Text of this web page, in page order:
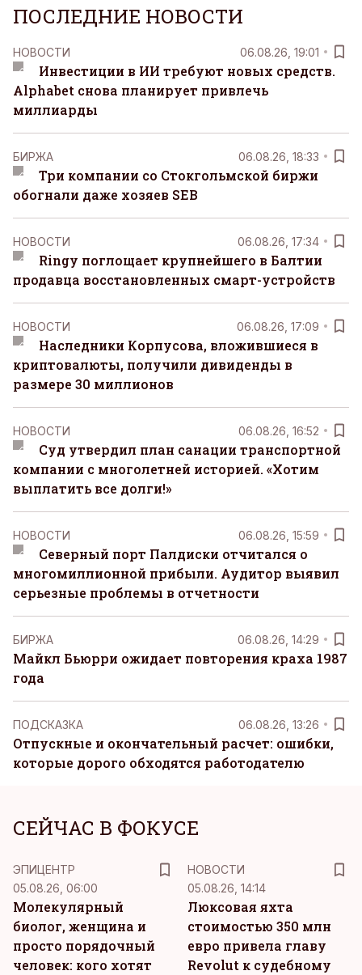
ПОСЛЕДНИЕ НОВОСТИ
НОВОСТИ 06.08.26, 19:01
Инвестиции в ИИ требуют новых средств.
Alphabet снова планирует привлечь
миллиарды
БИРЖА 06.08.26, 18:33
Три компании со Стокгольмской биржи
обогнали даже хозяев SEB
НОВОСТИ 06.08.26, 17:34
Ringy поглощает крупнейшего в Балтии
продавца восстановленных смарт-устройств
НОВОСТИ 06.08.26, 17:09
Наследники Корпусова, вложившиеся в
криптовалюты, получили дивиденды в
размере 30 миллионов
НОВОСТИ 06.08.26, 16:52
Суд утвердил план санации транспортной
компании с многолетней историей. «Хотим
выплатить все долги!»
НОВОСТИ 06.08.26, 15:59
Северный порт Палдиски отчитался о
многомиллионной прибыли. Аудитор выявил
серьезные проблемы в отчетности
БИРЖА 06.08.26, 14:29
Майкл Бьюрри ожидает повторения краха 1987
года
ПОДСКАЗКА 06.08.26, 13:26
Отпускные и окончательный расчет: ошибки,
которые дорого обходятся работодателю
СЕЙЧАС В ФОКУСЕ
ЭПИЦЕНТР
05.08.26, 06:00
Молекулярный
биолог, женщина и
просто порядочный
человек: кого хотят
НОВОСТИ
05.08.26, 14:14
Люксовая яхта
стоимостью 350 млн
евро привела главу
Revolut к судебному